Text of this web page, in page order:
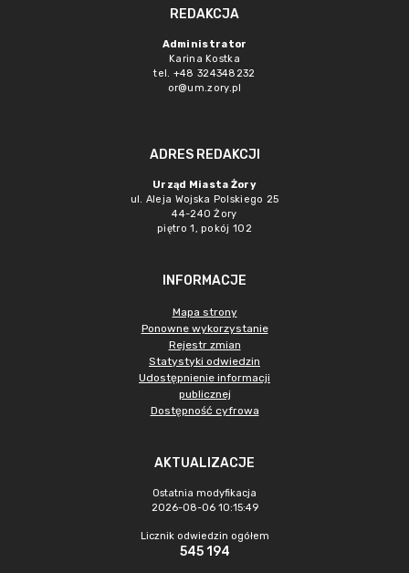
REDAKCJA
Administrator
Karina Kostka
tel. +48 324348232
or@um.zory.pl
ADRES REDAKCJI
Urząd Miasta Żory
ul. Aleja Wojska Polskiego 25
44-240 Żory
piętro 1, pokój 102
INFORMACJE
Mapa strony
Ponowne wykorzystanie
Rejestr zmian
Statystyki odwiedzin
Udostępnienie informacji
publicznej
Dostępność cyfrowa
AKTUALIZACJE
Ostatnia modyfikacja
2026-08-06 10:15:49
Licznik odwiedzin ogółem
545 194